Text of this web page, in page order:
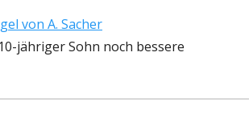
von A. Sacher
jähriger Sohn noch bessere